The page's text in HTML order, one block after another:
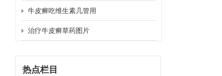
牛皮癣吃维生素几管用
治疗牛皮癣草药图片
热点栏目